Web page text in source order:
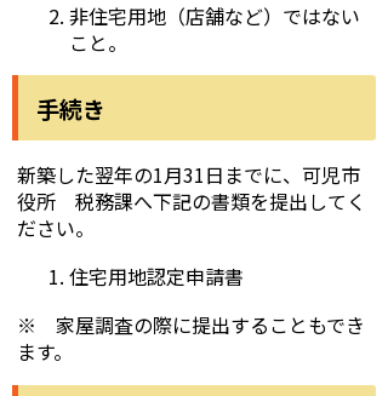
非住宅用地（店舗など）ではない
こと。
手続き
新築した翌年の1月31日までに、可児市
役所 税務課へ下記の書類を提出してく
ださい。
住宅用地認定申請書
※ 家屋調査の際に提出することもでき
ます。